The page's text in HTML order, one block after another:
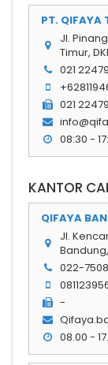
PT. QIFAYA
Jl.
Timur,
021
021
08:30 -
KANTOR
QIFAYA
Jl.
022-
-
08.00 -